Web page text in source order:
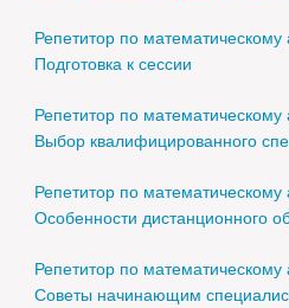
Репетитор по
Подготовка к сессии
Репетитор по
Выбор квалифицированного
Репетитор по
Особенности дистанционного
Репетитор по
Советы начинающим